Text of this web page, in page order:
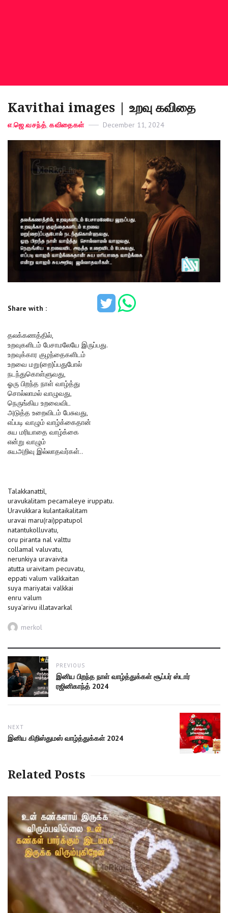
Kavithai images | உறவு கவிதை
Categories
எ.ஜெ.வசந்த், கவிதைகள்
Posted
December 11, 2024
Share with :
தலக்கணத்தில்,
உறவுகளிடம் பேசாமலேயே இருப்பது.
உறவுக்கார குழந்தைகளிடம்
உறவை மறு(றை)ப்பதுபோல்
நடந்துகொள்ளுவது,
ஓரு பிறந்த நாள் வாழ்த்து
சொல்லாமல் வாழுவது,
நெருங்கிய உறவைவிட
அடுத்த உறைவிடம் பேசுவது,
எப்படி வாழும் வாழ்க்கைதான்
சுய மரியாதை வாழ்க்கை
என்று வாழும்
சுயஅறிவு இல்லாதவர்கள்..
Talakkanattil,
uravukalitam pecamaleye iruppatu.
Uravukkara kulantaikalitam
uravai maru(rai)ppatupol
natantukolluvatu,
oru piranta nal valttu
collamal valuvatu,
nerunkiya uravaivita
atutta uraivitam pecuvatu,
eppati valum valkkaitan
suya mariyatai valkkai
enru valum
suya’arivu illatavarkal
Author
merkol
Post
navigation
PREVIOUS
Previous
post:
இனிய பிறந்த நாள் வாழ்த்துக்கள் சூப்பர் ஸ்டார்
ரஜினிகாந்த் 2024
NEXT
Next
இனிய கிறிஸ்துமஸ் வாழ்த்துக்கள் 2024
Related Posts